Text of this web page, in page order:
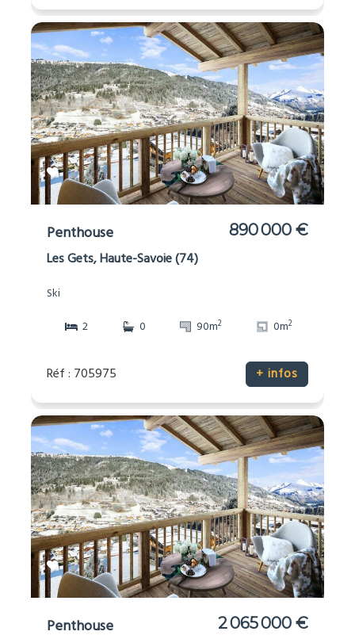
Penthouse 890 000 €
Les Gets, Haute-Savoie (74)
Ski
2
0 90m2 0m2
Réf : 705975 + infos
Penthouse 2 065 000 €